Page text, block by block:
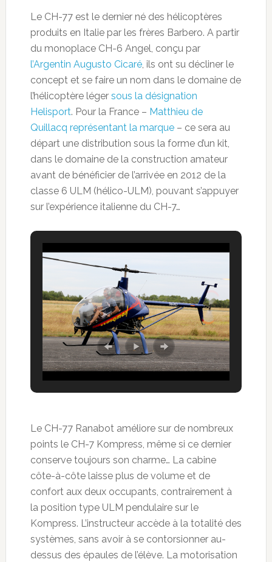
Le CH-77 est le dernier né des hélicoptères
produits en Italie par les frères Barbero. A partir
du monoplace CH-6 Angel, conçu par
l’Argentin Augusto Cicaré, ils ont su décliner le
concept et se faire un nom dans le domaine de
l’hélicoptère léger sous la désignation
Helisport. Pour la France – Matthieu de
Quillacq représentant la marque– ce sera au
départ une distribution sous la forme d’un kit,
dans le domaine de la construction amateur
avant de bénéficier de l’arrivée en 2012 de la
classe 6 ULM (hélico-ULM), pouvant s’appuyer
sur l’expérience italienne du CH-7…
Le CH-77 Ranabot améliore sur de nombreux
points le CH-7 Kompress, même si ce dernier
conserve toujours son charme… La cabine
côte-à-côte laisse plus de volume et de
confort aux deux occupants, contrairement à
la position type ULM pendulaire sur le
Kompress. L’instructeur accède à la totalité des
systèmes, sans avoir à se contorsionner au-
dessus des épaules de l’élève. La motorisation